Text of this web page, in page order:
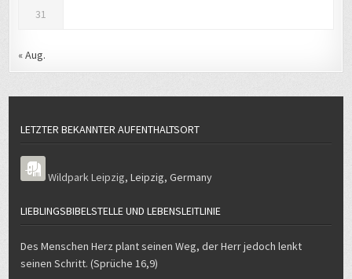
31
« Aug.
LETZTER BEKANNTER AUFENTHALTSORT
Wildpark Leipzig,Leipzig,Germany
LIEBLINGSBIBELSTELLE UND LEBENSLEITLINIE
Des Menschen Herz plant seinen Weg, der Herr jedoch lenkt
seinen Schritt. (Sprüche 16,9)